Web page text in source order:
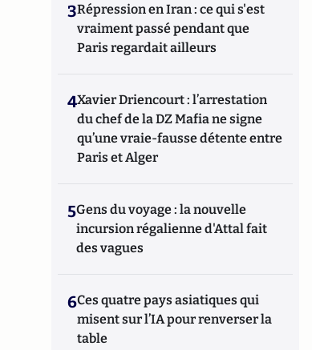
3Répression en Iran : ce qui s'est
vraiment passé pendant que
Paris regardait ailleurs
4Xavier Driencourt : l’arrestation
du chef de la DZ Mafia ne signe
qu’une vraie-fausse détente entre
Paris et Alger
5Gens du voyage : la nouvelle
incursion régalienne d'Attal fait
des vagues
6Ces quatre pays asiatiques qui
misent sur l’IA pour renverser la
table